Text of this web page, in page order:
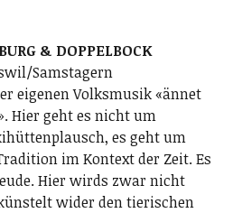
& DOPPELBOCK
Samstagern
eigenen Volksmusik «ännet
Hier geht es nicht um
es geht um
im Kontext der Zeit. Es
Hier wirds zwar nicht
wider den tierischen